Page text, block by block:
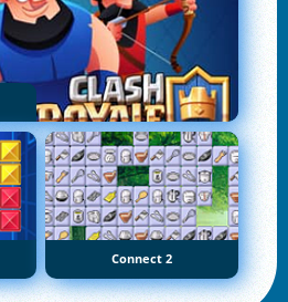
Connect 2